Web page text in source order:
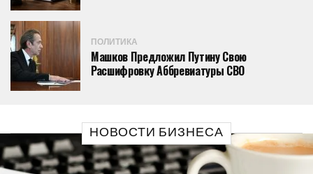
ПОЛИТИКА
Машков Предложил Путину Свою
Расшифровку Аббревиатуры СВО
НОВОСТИ БИЗНЕСА